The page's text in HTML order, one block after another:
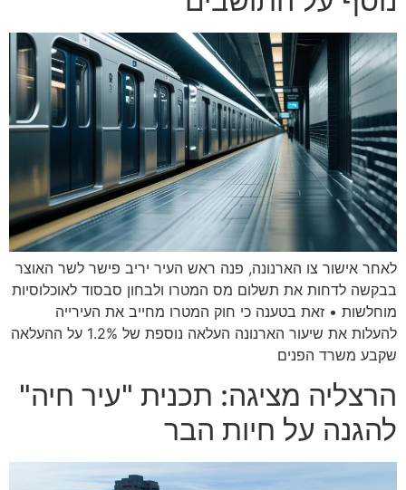
לאחר אישור צו הארנונה, פנה ראש העיר יריב פישר לשר האוצר
בבקשה לדחות את תשלום מס המטרו ולבחון סבסוד לאוכלוסיות
מוחלשות • זאת בטענה כי חוק המטרו מחייב את העירייה
להעלות את שיעור הארנונה העלאה נוספת של 1.2% על ההעלאה
שקבע משרד הפנים
הרצליה מציגה: תכנית "עיר חיה"
להגנה על חיות הבר